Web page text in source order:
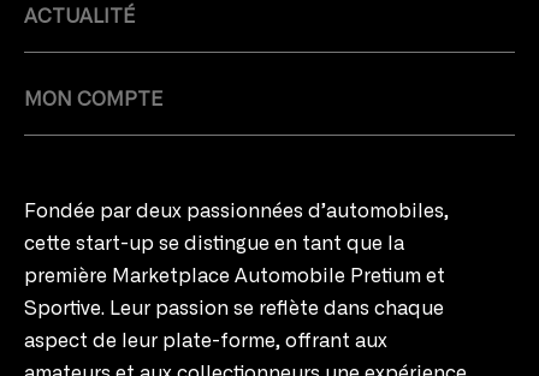
ACTUALITÉ
MON COMPTE
Fondée par deux passionnées d’automobiles,
cette start-up se distingue en tant que la
première Marketplace Automobile Pretium et
Sportive. Leur passion se reflète dans chaque
aspect de leur plate-forme, offrant aux